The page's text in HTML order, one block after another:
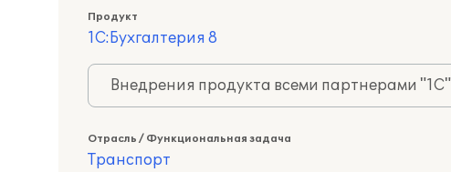
Продукт
1С:Бухгалтерия 8
Внедрения продукта всеми партнерами "1С"
Отрасль / Функциональная задача
Транспорт